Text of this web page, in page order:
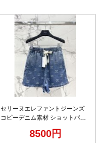
セリーヌエレファントジーンズ
コピーデニム素材 ショットパン
8500円